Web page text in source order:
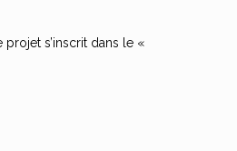
s’inscrit dans le «